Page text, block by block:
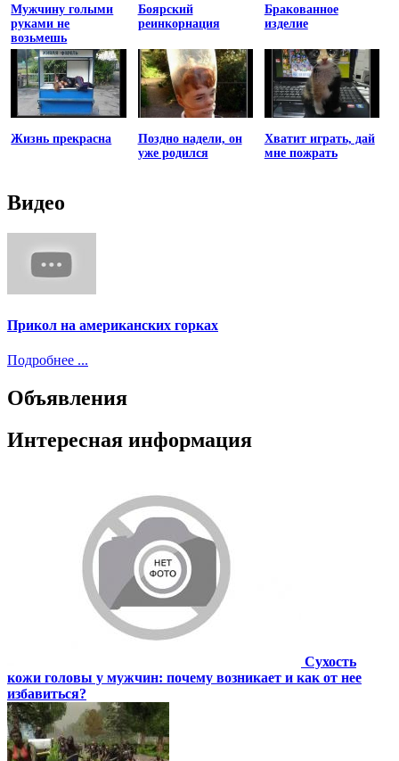
Мужчину голыми
руками не
возьмешь
Боярский
реинкорнация
Бракованное
изделие
Жизнь прекрасна
Поздно надели, он
уже родился
Хватит играть, дай
мне пожрать
Видео
Прикол на американских горках
Подробнее ...
Объявления
Интересная информация
Сухость
кожи головы у мужчин: почему возникает и как от нее
избавиться?